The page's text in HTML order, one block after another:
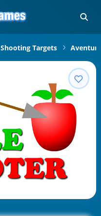
Shooting Targets